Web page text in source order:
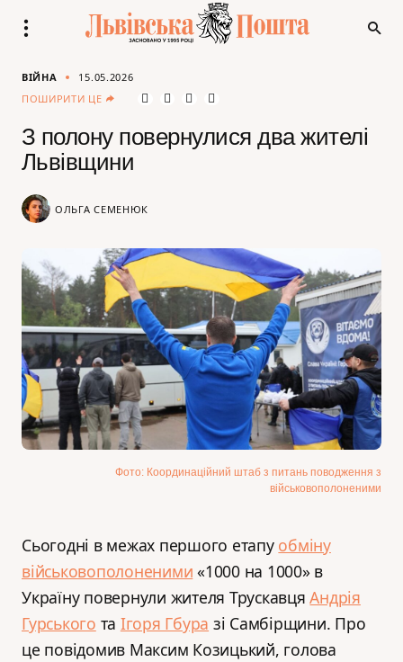
ВІЙНА
15.05.2026
ПОШИРИТИ ЦЕ
З полону повернулися два жителі
Львівщини
ОЛЬГА СЕМЕНЮК
Фото: Координаційний штаб з питань поводження з
військовополоненими
Сьогодні в межах першого етапу обміну
військовополоненими «1000 на 1000» в
Україну повернули жителя ТрускавцяАндрія
Гурського та Ігоря Гбура зі Самбірщини. Про
це повідомив Максим Козицький, голова